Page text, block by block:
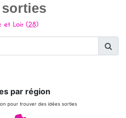
et Loir (28)
par région
pour trouver des idées sorties